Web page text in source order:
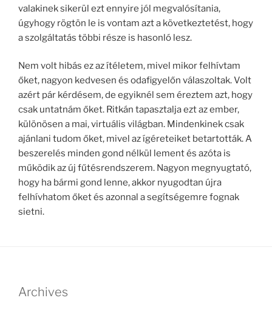
valakinek sikerül ezt ennyire jól megvalósítania,
úgyhogy rögtön le is vontam azt a következtetést, hogy
a szolgáltatás többi része is hasonló lesz.
Nem volt hibás ez az ítéletem, mivel mikor felhívtam
őket, nagyon kedvesen és odafigyelőn válaszoltak. Volt
azért pár kérdésem, de egyiknél sem éreztem azt, hogy
csak untatnám őket. Ritkán tapasztalja ezt az ember,
különösen a mai, virtuális világban. Mindenkinek csak
ajánlani tudom őket, mivel az ígéreteiket betartották. A
beszerelés minden gond nélkül lement és azóta is
működik az új fűtésrendszerem. Nagyon megnyugtató,
hogy ha bármi gond lenne, akkor nyugodtan újra
felhívhatom őket és azonnal a segítségemre fognak
sietni.
Archives